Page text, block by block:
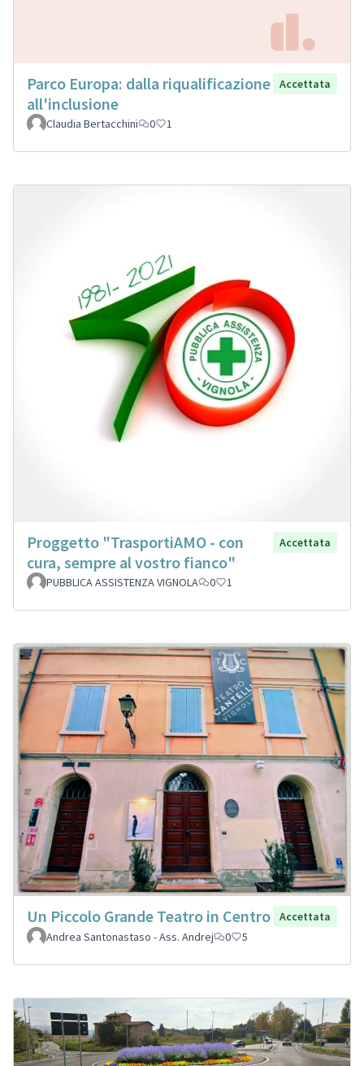
Parco Europa: dalla riqualificazione
all'inclusione
Accettata
Claudia Bertacchini 0 1
Proggetto "TrasportiAMO - con
cura, sempre al vostro fianco"
Accettata
PUBBLICA ASSISTENZA VIGNOLA 0 1
Un Piccolo Grande Teatro in Centro
Accettata
Andrea Santonastaso - Ass. Andrej
0 5